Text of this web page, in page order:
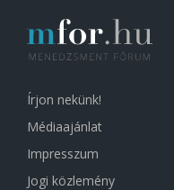
Írjon nekünk!
Médiaajánlat
Impresszum
Jogi közlemény